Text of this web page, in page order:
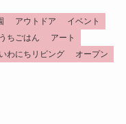
アウトドア
イベント
ちごはん
アート
いわにちリビング
オープン